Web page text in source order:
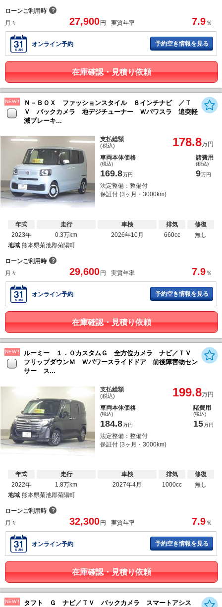
ローンご利用時 ？
月々
27,900 円 実質年率 7.9 ％
オンライン予約 予約空き情報を見る
在庫確認・見積り依頼
NEW!!
Ｎ－ＢＯＸ ファッションスタイル ８インチナビ ／Ｔ
Ｖ バックカメラ 地デジチューナー Ｗパワスラ 追突軽
減ブレーキ...
支払総額
(税込) 178.8万円
車両本体価格
(税込)
169.8万円
諸費用
(税込)
9万円
法定整備：整備付
保証付 (3ヶ月・3000km)
年式
2023年
走行
0.3万km
車検
2026年10月
排気
660cc
修復
無し
地域 熊本県菊池郡菊陽町
ローンご利用時 ？
月々
29,600円 実質年率 7.9 ％
オンライン予約 予約空き情報を見る
在庫確認・見積り依頼
NEW!!
ルーミー １．０カスタムＧ 全方位カメラ ナビ／ＴＶ
フリップダウンＭ Ｗパワースライドドア 前後障害物セン
サー ス...
支払総額
(税込) 199.8万円
車両本体価格
(税込)
184.8万円
諸費用
(税込)
15万円
法定整備：整備付
保証付 (3ヶ月・3000km)
年式
2022年
走行
1.8万km
車検
2027年4月
排気
1000cc
修復
無し
地域 熊本県菊池郡菊陽町
ローンご利用時 ？
月々
32,300円 実質年率 7.9 ％
オンライン予約 予約空き情報を見る
在庫確認・見積り依頼
NEW!!
タフト Ｇ ナビ／ＴＶ バックカメラ スマートアシス